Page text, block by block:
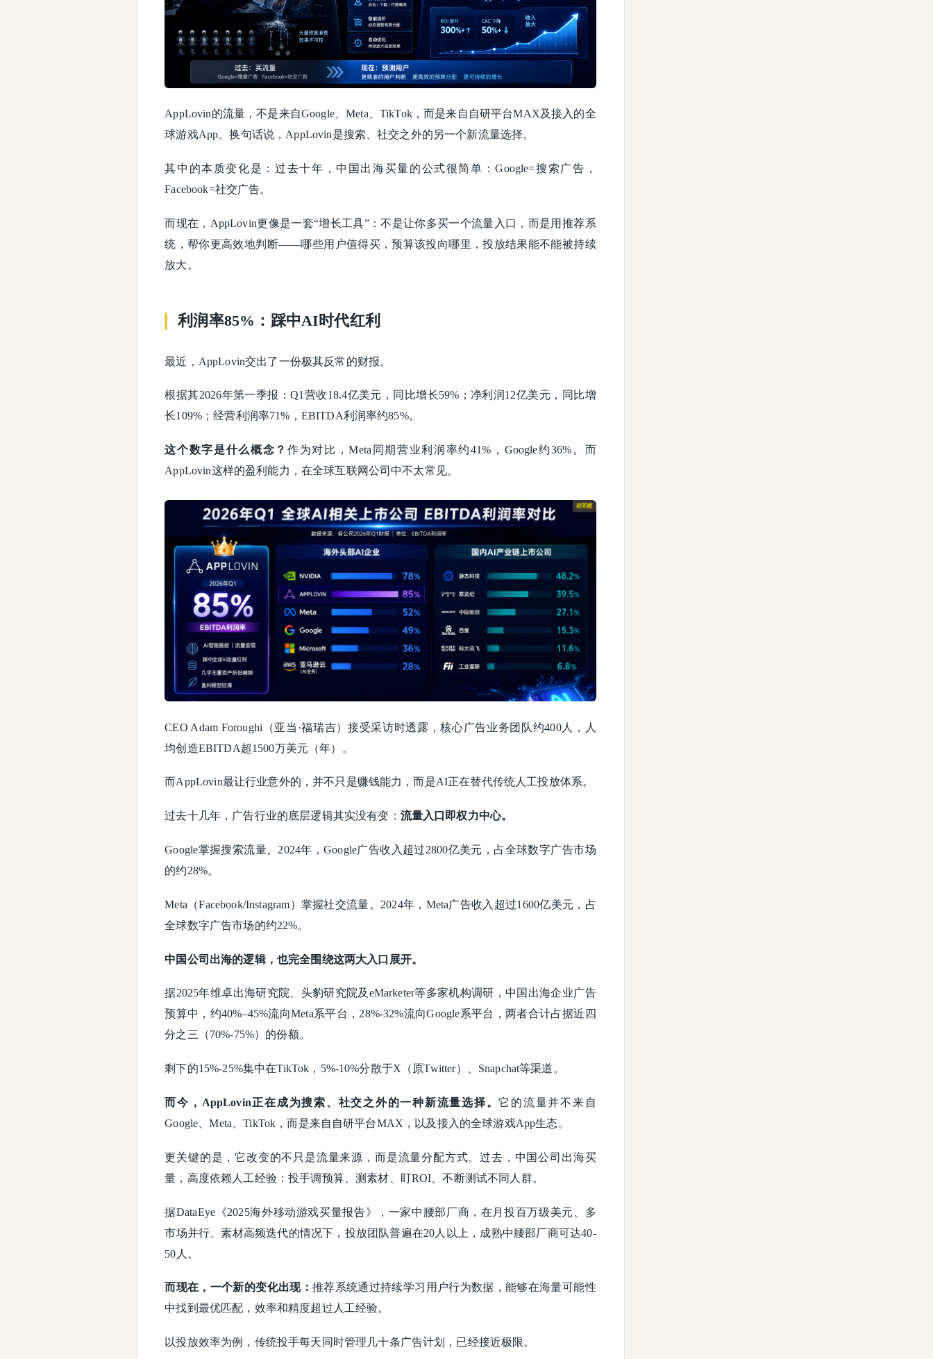
AppLovin的流量，不是来自Google、Meta、TikTok，而是来自自研平台MAX及接入的全
球游戏App。换句话说，AppLovin是搜索、社交之外的另一个新流量选择。
其中的本质变化是：过去十年，中国出海买量的公式很简单：Google=搜索广告，
Facebook=社交广告。
而现在，AppLovin更像是一套“增长工具”：不是让你多买一个流量入口，而是用推荐系
统，帮你更高效地判断——哪些用户值得买，预算该投向哪里，投放结果能不能被持续
放大。
利润率85%：踩中AI时代红利
最近，AppLovin交出了一份极其反常的财报。
根据其2026年第一季报：Q1营收18.4亿美元，同比增长59%；净利润12亿美元，同比增
长109%；经营利润率71%，EBITDA利润率约85%。
这个数字是什么概念？作为对比，Meta同期营业利润率约41%，Google约36%。而
AppLovin这样的盈利能力，在全球互联网公司中不太常见。
CEO Adam Foroughi（亚当·福瑞吉）接受采访时透露，核心广告业务团队约400人，人
均创造EBITDA超1500万美元（年）。
而AppLovin最让行业意外的，并不只是赚钱能力，而是AI正在替代传统人工投放体系。
过去十几年，广告行业的底层逻辑其实没有变： 流量入口即权力中心。
Google掌握搜索流量。2024年，Google广告收入超过2800亿美元，占全球数字广告市场
的约28%。
Meta（Facebook/Instagram）掌握社交流量。2024年，Meta广告收入超过1600亿美元，占
全球数字广告市场的约22%。
中国公司出海的逻辑，也完全围绕这两大入口展开。
据2025年维卓出海研究院、头豹研究院及eMarketer等多家机构调研，中国出海企业广告
预算中，约40%–45%流向Meta系平台，28%-32%流向Google系平台，两者合计占据近四
分之三（70%-75%）的份额。
剩下的15%-25%集中在TikTok，5%-10%分散于X（原Twitter）、Snapchat等渠道。
而今，AppLovin正在成为搜索、社交之外的一种新流量选择。它的流量并不来自
Google、Meta、TikTok，而是来自自研平台MAX，以及接入的全球游戏App生态。
更关键的是，它改变的不只是流量来源，而是流量分配方式。过去，中国公司出海买
量，高度依赖人工经验：投手调预算、测素材、盯ROI、不断测试不同人群。
据DataEye《2025海外移动游戏买量报告》，一家中腰部厂商，在月投百万级美元、多
市场并行、素材高频迭代的情况下，投放团队普遍在20人以上，成熟中腰部厂商可达40-
50人。
而现在，一个新的变化出现： 推荐系统通过持续学习用户行为数据，能够在海量可能性
中找到最优匹配，效率和精度超过人工经验。
以投放效率为例，传统投手每天同时管理几十条广告计划，已经接近极限。